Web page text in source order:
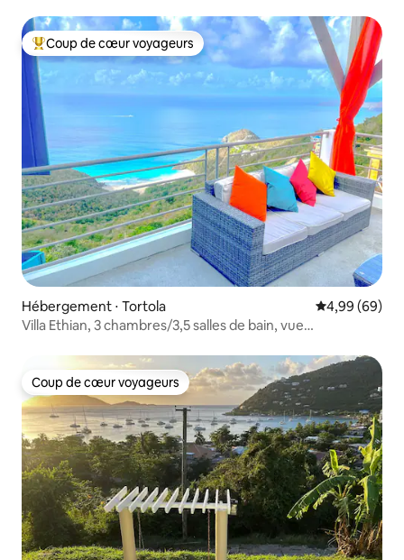
Coups de cœur voyageurs les plus appréciés
Coup de cœur voyageurs
Hébergement ⋅ Tortola Évaluation
4,99 (69)
Villa Ethian, 3 chambres/3,5 salles de bain, vue
Coup de cœur voyageurs
Coup de cœur voyageurs